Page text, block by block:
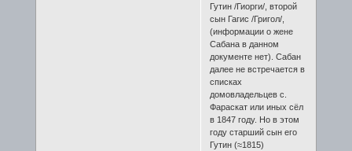
Гутин /Гиорги/, второй
сын Гагис /Григол/,
(информации о жене
Сабана в данном
документе нет). Сабан
далее не встречается в
списках
домовладельцев с.
Фараскат или иных сёл
в 1847 году. Но в этом
году старший сын его
Гутин (≈1815)